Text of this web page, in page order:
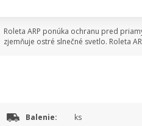
Roleta ARP ponúka ochranu pred
zjemňuje ostré slnečné svetlo. Roleta
Balenie: ks